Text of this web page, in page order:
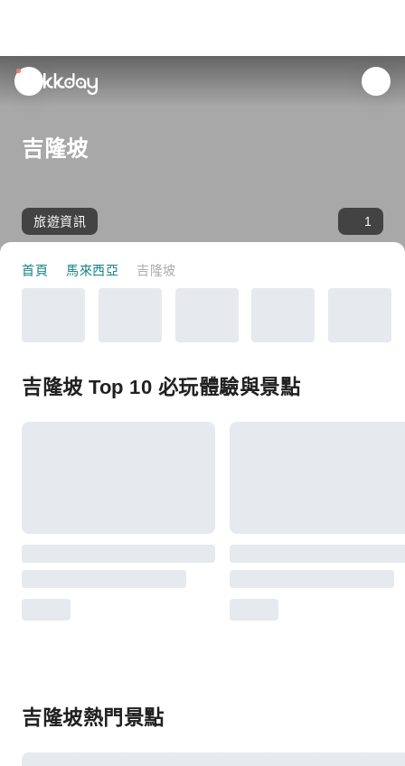
unread
notifications
吉隆坡
旅遊資訊 1
首頁 馬來西亞 吉隆坡
吉隆坡 Top 10 必玩體驗與景點
吉隆坡熱門景點